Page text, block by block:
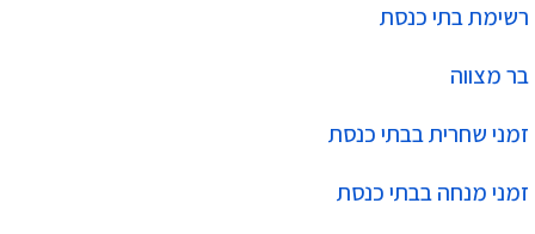
רשימת בתי כנסת
בר מצווה
זמני שחרית בבתי כנסת
זמני מנחה בבתי כנסת